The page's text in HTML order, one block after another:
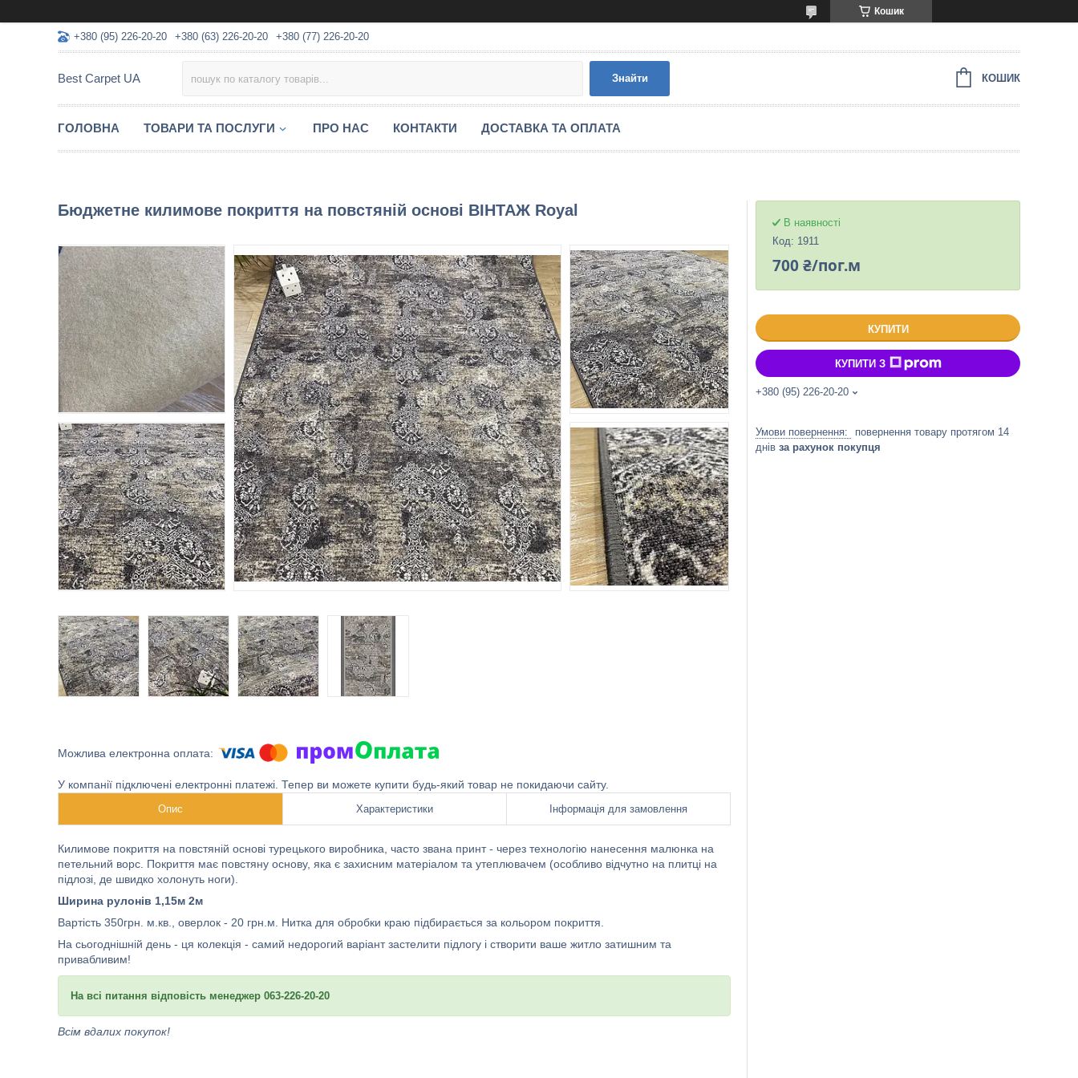
Кошик
+380 (95) 226-20-20 +380 (63) 226-20-20 +380 (77) 226-20-20
Best Carpet UA Знайти КОШИК
ГОЛОВНА ТОВАРИ ТА ПОСЛУГИ ПРО НАС КОНТАКТИ ДОСТАВКА ТА ОПЛАТА
Бюджетне килимове покриття на повстяній основі ВІНТАЖ Royal
У компанії підключені електронні платежі. Тепер ви можете купити будь-який товар не покидаючи сайту.
Опис Характеристики Інформація для замовлення
Килимове покриття на повстяній основі турецького виробника, часто звана принт - через технологію нанесення малюнка на
петельний ворс. Покриття має повстяну основу, яка є захисним матеріалом та утеплювачем (особливо відчутно на плитці на
підлозі, де швидко холонуть ноги).
Ширина рулонів 1,15м 2м
Вартість 350грн. м.кв., оверлок - 20 грн.м. Нитка для обробки краю підбирається за кольором покриття.
На сьогоднішній день - ця колекція - самий недорогий варіант застелити підлогу і створити ваше житло затишним та
привабливим!
На всі питання відповість менеджер 063-226-20-20
Всім вдалих покупок!
В наявності
Код: 1911
700 ₴/пог.м
КУПИТИ
КУПИТИ З
+380 (95) 226-20-20
повернення товару протягом 14
днів за рахунок покупця